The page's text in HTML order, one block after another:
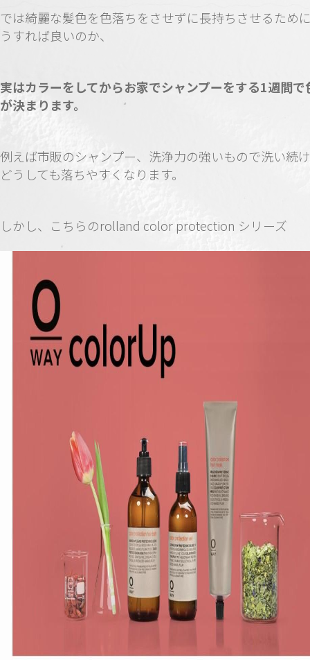
では綺麗な髪色を色落ちをさせずに長持ちさせるため
うすれば良いのか、
実はカラーをしてからお家でシャンプーをする1週間で
が決まります。
例えば市販のシャンプー、洗浄力の強いもので洗い続
どうしても落ちやすくなります。
しかし、こちらのrolland color protection シリーズ